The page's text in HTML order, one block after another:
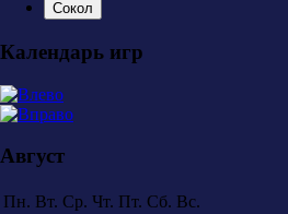
Сокол
Календарь игр
Август
Пн. Вт. Ср. Чт. Пт. Сб. Вс.